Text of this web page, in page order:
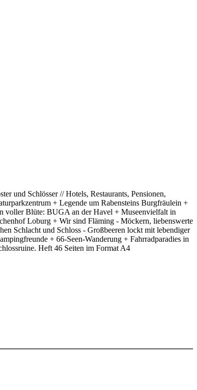
und Schlösser // Hotels, Restaurants, Pensionen,
+ Legende um Rabensteins Burgfräulein +
voller Blüte: BUGA an der Havel + Museenvielfalt in
Loburg + Wir sind Fläming - Möckern, liebenswerte
Schlacht und Schloss - Großbeeren lockt mit lebendiger
+ 66-Seen-Wanderung + Fahrradparadies in
Heft 46 Seiten im Format A4